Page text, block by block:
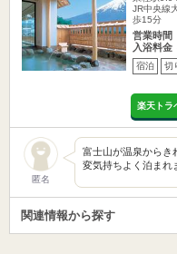
JR中央線
歩15分
営業時間
入浴料金
宿泊 切
楽天トラ
匿名
富士山が温泉からき
変気持ちよく泊まれ
関連情報から探す